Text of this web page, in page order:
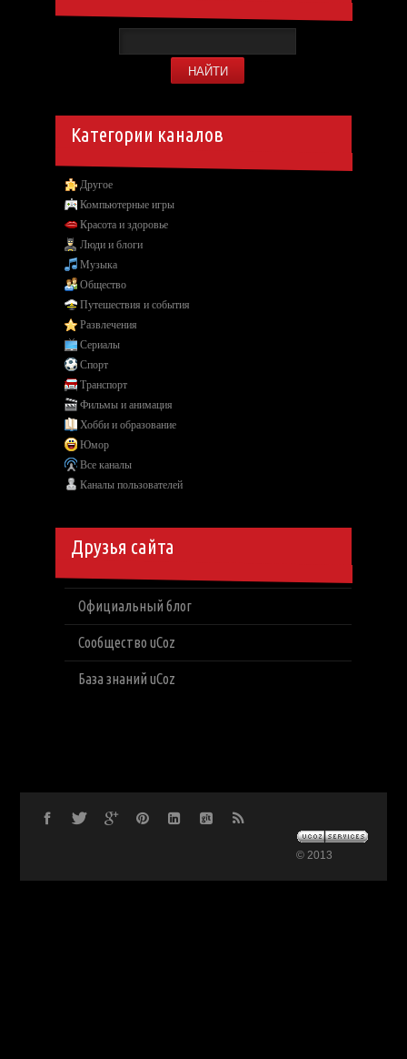
Категории каналов
Другое
Компьютерные игры
Красота и здоровье
Люди и блоги
Музыка
Общество
Путешествия и события
Развлечения
Сериалы
Спорт
Транспорт
Фильмы и анимация
Хобби и образование
Юмор
Все каналы
Каналы пользователей
Друзья сайта
Официальный блог
Сообщество uCoz
База знаний uCoz
© 2013